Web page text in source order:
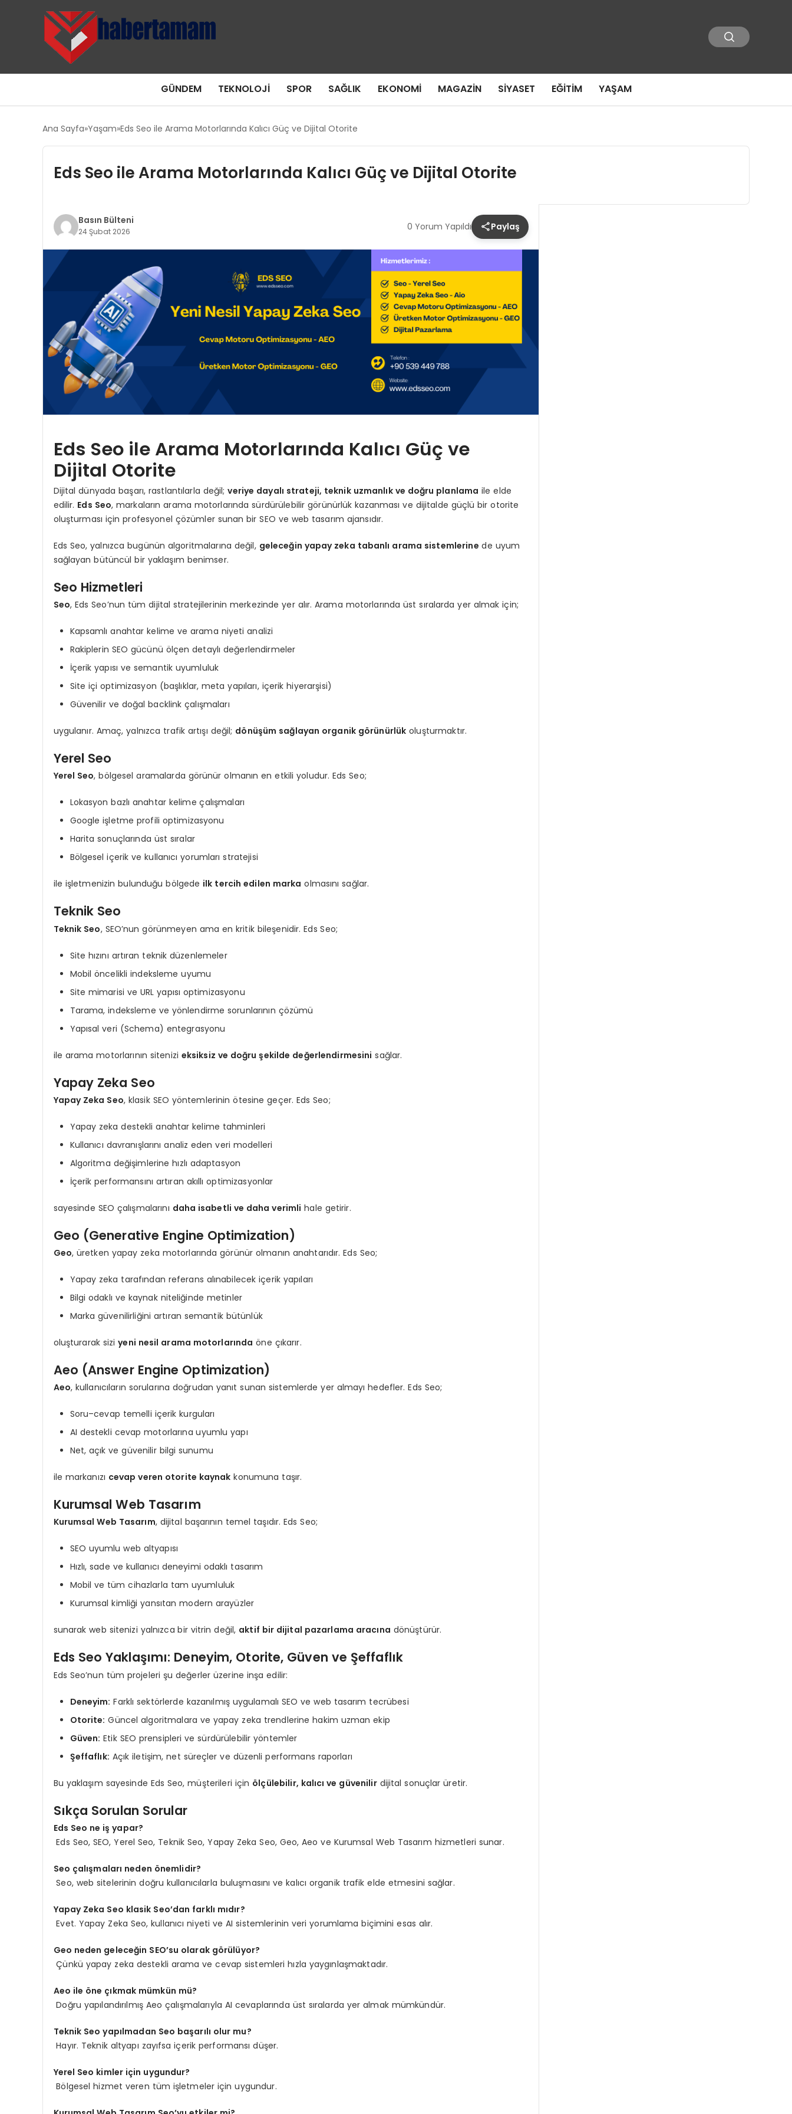
GÜNDEM TEKNOLOJI SPOR SAĞLIK EKONOMI MAGAZIN SIYASET EĞITIM YAŞAM
Ana Sayfa Yaşam Eds Seo ile Arama Motorlarında Kalıcı Güç ve Dijital Otorite
Eds Seo ile Arama Motorlarında Kalıcı Güç ve Dijital Otorite
Basın Bülteni
24 Şubat 2026 0 Yorum Yapıldı Paylaş
Eds Seo ile Arama Motorlarında Kalıcı Güç ve
Dijital Otorite
Dijital dünyada başarı, rastlantılarla değil;veriye dayalı strateji, teknik uzmanlık ve doğru planlama ile elde
edilir. Eds Seo, markaların arama motorlarında sürdürülebilir görünürlük kazanması ve dijitalde güçlü bir otorite
oluşturması için profesyonel çözümler sunan bir SEO ve web tasarım ajansıdır.
Eds Seo, yalnızca bugünün algoritmalarına değil, geleceğin yapay zeka tabanlı arama sistemlerine de uyum
sağlayan bütüncül bir yaklaşım benimser.
Seo Hizmetleri
Seo, Eds Seo’nun tüm dijital stratejilerinin merkezinde yer alır. Arama motorlarında üst sıralarda yer almak için;
Kapsamlı anahtar kelime ve arama niyeti analizi
Rakiplerin SEO gücünü ölçen detaylı değerlendirmeler
İçerik yapısı ve semantik uyumluluk
Site içi optimizasyon (başlıklar, meta yapıları, içerik hiyerarşisi)
Güvenilir ve doğal backlink çalışmaları
uygulanır. Amaç, yalnızca trafik artışı değil; dönüşüm sağlayan organik görünürlük oluşturmaktır.
Yerel Seo
Yerel Seo, bölgesel aramalarda görünür olmanın en etkili yoludur. Eds Seo;
Lokasyon bazlı anahtar kelime çalışmaları
Google işletme profili optimizasyonu
Harita sonuçlarında üst sıralar
Bölgesel içerik ve kullanıcı yorumları stratejisi
ile işletmenizin bulunduğu bölgede ilk tercih edilen marka olmasını sağlar.
Teknik Seo
Teknik Seo, SEO’nun görünmeyen ama en kritik bileşenidir. Eds Seo;
Site hızını artıran teknik düzenlemeler
Mobil öncelikli indeksleme uyumu
Site mimarisi ve URL yapısı optimizasyonu
Tarama, indeksleme ve yönlendirme sorunlarının çözümü
Yapısal veri (Schema) entegrasyonu
ile arama motorlarının sitenizi eksiksiz ve doğru şekilde değerlendirmesini sağlar.
Yapay Zeka Seo
Yapay Zeka Seo, klasik SEO yöntemlerinin ötesine geçer. Eds Seo;
Yapay zeka destekli anahtar kelime tahminleri
Kullanıcı davranışlarını analiz eden veri modelleri
Algoritma değişimlerine hızlı adaptasyon
İçerik performansını artıran akıllı optimizasyonlar
sayesinde SEO çalışmalarını daha isabetli ve daha verimli hale getirir.
Geo (Generative Engine Optimization)
Geo, üretken yapay zeka motorlarında görünür olmanın anahtarıdır. Eds Seo;
Yapay zeka tarafından referans alınabilecek içerik yapıları
Bilgi odaklı ve kaynak niteliğinde metinler
Marka güvenilirliğini artıran semantik bütünlük
oluşturarak siziyeni nesil arama motorlarında öne çıkarır.
Aeo (Answer Engine Optimization)
Aeo, kullanıcıların sorularına doğrudan yanıt sunan sistemlerde yer almayı hedefler. Eds Seo;
Soru–cevap temelli içerik kurguları
AI destekli cevap motorlarına uyumlu yapı
Net, açık ve güvenilir bilgi sunumu
ile markanızı cevap veren otorite kaynak konumuna taşır.
Kurumsal Web Tasarım
Kurumsal Web Tasarım, dijital başarının temel taşıdır. Eds Seo;
SEO uyumlu web altyapısı
Hızlı, sade ve kullanıcı deneyimi odaklı tasarım
Mobil ve tüm cihazlarla tam uyumluluk
Kurumsal kimliği yansıtan modern arayüzler
sunarak web sitenizi yalnızca bir vitrin değil, aktif bir dijital pazarlama aracına dönüştürür.
Eds Seo Yaklaşımı: Deneyim, Otorite, Güven ve Şeffaflık
Eds Seo’nun tüm projeleri şu değerler üzerine inşa edilir:
Deneyim: Farklı sektörlerde kazanılmış uygulamalı SEO ve web tasarım tecrübesi
Otorite: Güncel algoritmalara ve yapay zeka trendlerine hakim uzman ekip
Güven: Etik SEO prensipleri ve sürdürülebilir yöntemler
Şeffaflık: Açık iletişim, net süreçler ve düzenli performans raporları
Bu yaklaşım sayesinde Eds Seo, müşterileri için ölçülebilir, kalıcı ve güvenilirdijital sonuçlar üretir.
Sıkça Sorulan Sorular
Eds Seo ne iş yapar?
Eds Seo, SEO, Yerel Seo, Teknik Seo, Yapay Zeka Seo, Geo, Aeo ve Kurumsal Web Tasarım hizmetleri sunar.
Seo çalışmaları neden önemlidir?
Seo, web sitelerinin doğru kullanıcılarla buluşmasını ve kalıcı organik trafik elde etmesini sağlar.
Yapay Zeka Seo klasik Seo’dan farklı mıdır?
Evet. Yapay Zeka Seo, kullanıcı niyeti ve AI sistemlerinin veri yorumlama biçimini esas alır.
Geo neden geleceğin SEO’su olarak görülüyor?
Çünkü yapay zeka destekli arama ve cevap sistemleri hızla yaygınlaşmaktadır.
Aeo ile öne çıkmak mümkün mü?
Doğru yapılandırılmış Aeo çalışmalarıyla AI cevaplarında üst sıralarda yer almak mümkündür.
Teknik Seo yapılmadan Seo başarılı olur mu?
Hayır. Teknik altyapı zayıfsa içerik performansı düşer.
Yerel Seo kimler için uygundur?
Bölgesel hizmet veren tüm işletmeler için uygundur.